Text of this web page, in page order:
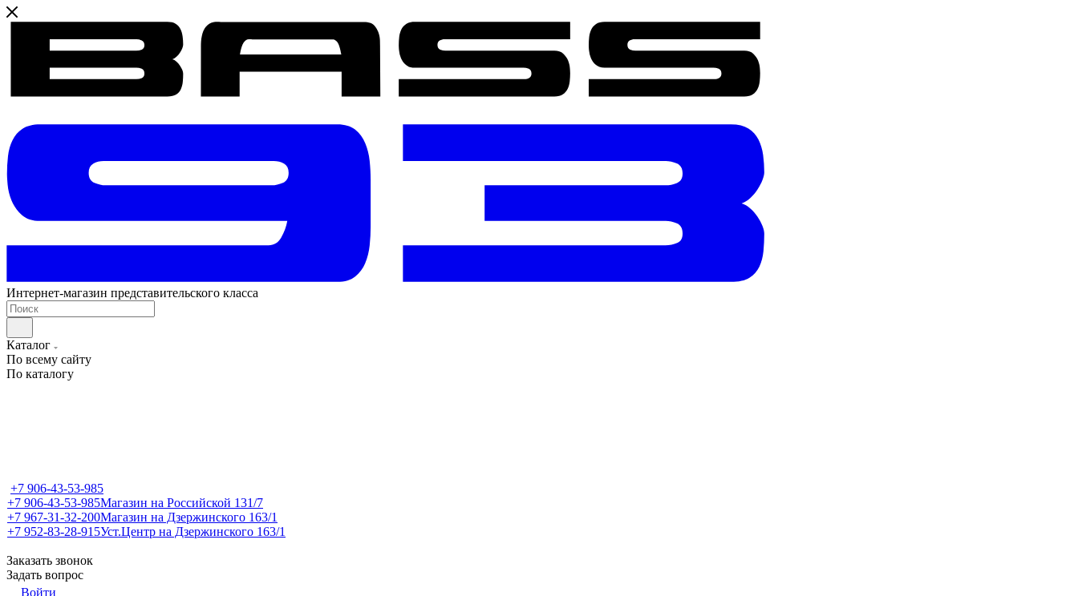
Интернет-магазин представительского класса
Каталог
По всему сайту
По каталогу
+7 906-43-53-985
+7 906-43-53-985Магазин на Российской 131/7
+7 967-31-32-200Магазин на Дзержинского 163/1
+7 952-83-28-915Уст.Центр на Дзержинского 163/1
Заказать звонок
Задать вопрос
Войти